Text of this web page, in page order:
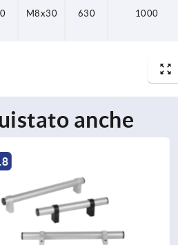
M8x30 630 1000
anche